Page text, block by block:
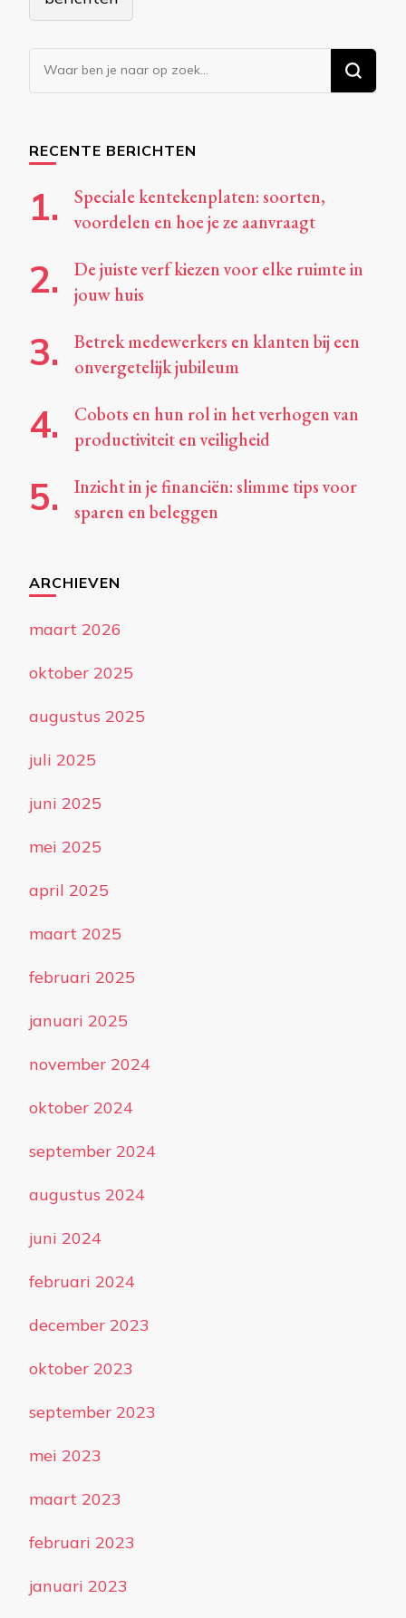
Op
zoek
RECENTE BERICHTEN
Speciale kentekenplaten: soorten,
voordelen en hoe je ze aanvraagt
De juiste verf kiezen voor elke ruimte in
jouw huis
Betrek medewerkers en klanten bij een
onvergetelijk jubileum
Cobots en hun rol in het verhogen van
productiviteit en veiligheid
Inzicht in je financiën: slimme tips voor
sparen en beleggen
ARCHIEVEN
maart 2026
oktober 2025
augustus 2025
juli 2025
juni 2025
mei 2025
april 2025
maart 2025
februari 2025
januari 2025
november 2024
oktober 2024
september 2024
augustus 2024
juni 2024
februari 2024
december 2023
oktober 2023
september 2023
mei 2023
maart 2023
februari 2023
januari 2023